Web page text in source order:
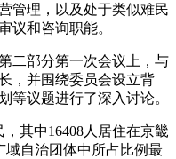
管理，以及处于类似难民
议和咨询职能。
二部分第一次会议上，与
，并围绕委员会设立背
等议题进行了深入讨论。
其中16408人居住在京畿
域自治团体中所占比例最